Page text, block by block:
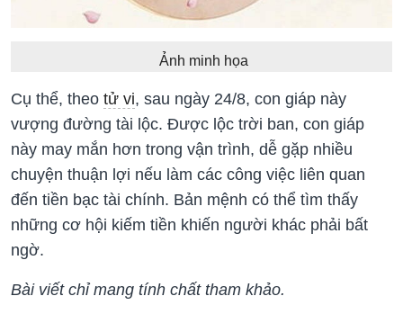
Ảnh minh họa
Cụ thể, theo tử vi, sau ngày 24/8, con giáp này
vượng đường tài lộc. Được lộc trời ban, con giáp
này may mắn hơn trong vận trình, dễ gặp nhiều
chuyện thuận lợi nếu làm các công việc liên quan
đến tiền bạc tài chính. Bản mệnh có thể tìm thấy
những cơ hội kiếm tiền khiến người khác phải bất
ngờ.
Bài viết chỉ mang tính chất tham khảo.